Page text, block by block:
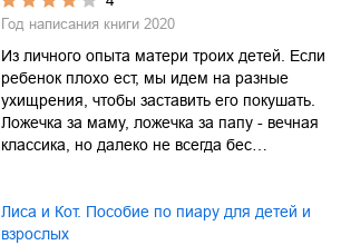
Год написания книги 2020
Из личного опыта матери троих детей. Если
ребенок плохо ест, мы идем на разные
ухищрения, чтобы заставить его покушать.
Ложечка за маму, ложечка за папу - вечная
классика, но далеко не всегда бес…
Лиса и Кот. Пособие по пиару для детей и
взрослых